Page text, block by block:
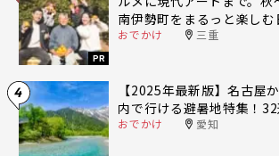
PR
南伊勢町をまるっと楽しむ
おでかけ 三重
4
【2025年最新版】名古屋
内で行ける避暑地特集！
おでかけ 愛知